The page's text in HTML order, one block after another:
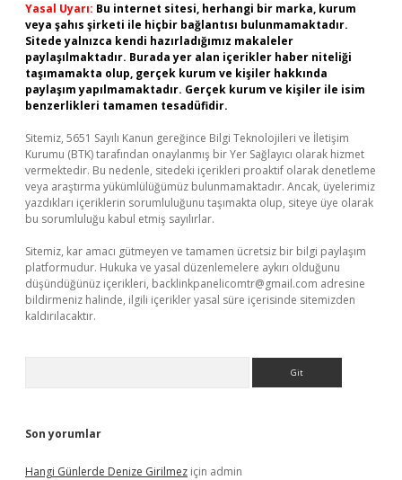
Yasal Uyarı: Bu internet sitesi, herhangi bir marka, kurum
veya şahıs şirketi ile hiçbir bağlantısı bulunmamaktadır.
Sitede yalnızca kendi hazırladığımız makaleler
paylaşılmaktadır. Burada yer alan içerikler haber niteliği
taşımamakta olup, gerçek kurum ve kişiler hakkında
paylaşım yapılmamaktadır. Gerçek kurum ve kişiler ile isim
benzerlikleri tamamen tesadüfidir.
Sitemiz, 5651 Sayılı Kanun gereğince Bilgi Teknolojileri ve İletişim
Kurumu (BTK) tarafından onaylanmış bir Yer Sağlayıcı olarak hizmet
vermektedir. Bu nedenle, sitedeki içerikleri proaktif olarak denetleme
veya araştırma yükümlülüğümüz bulunmamaktadır. Ancak, üyelerimiz
yazdıkları içeriklerin sorumluluğunu taşımakta olup, siteye üye olarak
bu sorumluluğu kabul etmiş sayılırlar.
Sitemiz, kar amacı gütmeyen ve tamamen ücretsiz bir bilgi paylaşım
platformudur. Hukuka ve yasal düzenlemelere aykırı olduğunu
düşündüğünüz içerikleri, backlinkpanelicomtr@gmail.com adresine
bildirmeniz halinde, ilgili içerikler yasal süre içerisinde sitemizden
kaldırılacaktır.
Son yorumlar
Hangi Günlerde Denize Girilmez için admin